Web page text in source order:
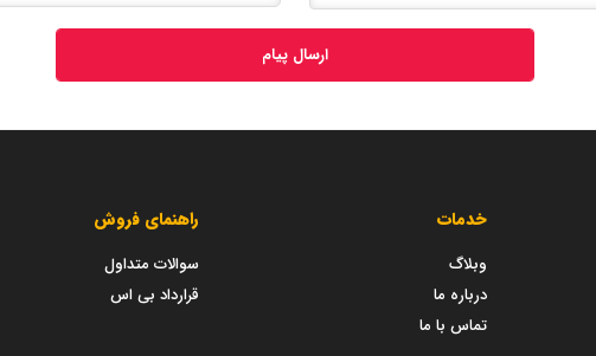
ارسال پیام
خدمات
وبلاگ
درباره ما
تماس با ما
راهنمای فروش
سوالات متداول
قرارداد بی اس